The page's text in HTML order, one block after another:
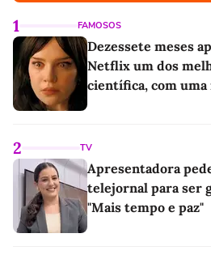
1 FAMOSOS
Dezessete meses
Netflix um dos
científica, com
2 TV
Apresentadora
telejornal para ser
"Mais tempo e paz"